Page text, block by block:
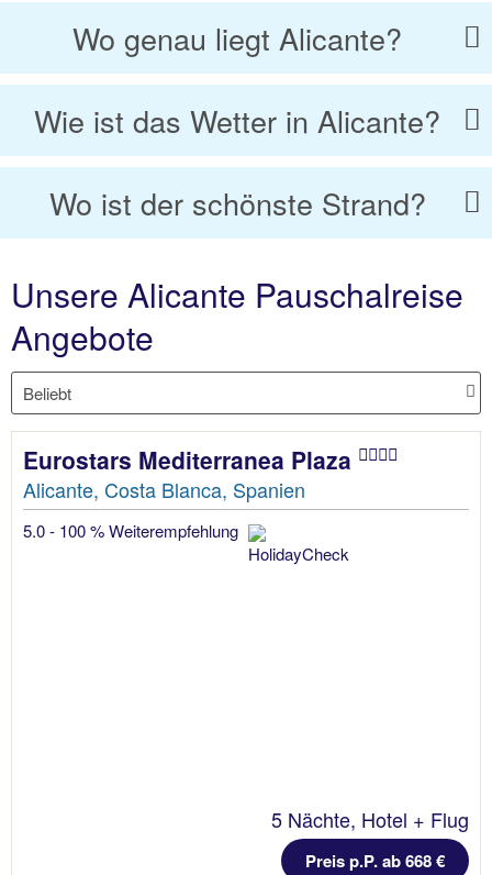
Wo genau liegt Alicante?
Wie ist das Wetter in Alicante?
Wo ist der schönste Strand?
Unsere Alicante Pauschalreise
Angebote
Eurostars Mediterranea Plaza
Alicante, Costa Blanca, Spanien
5.0 - 100 % Weiterempfehlung
5 Nächte, Hotel + Flug
Preis p.P. ab 668 €